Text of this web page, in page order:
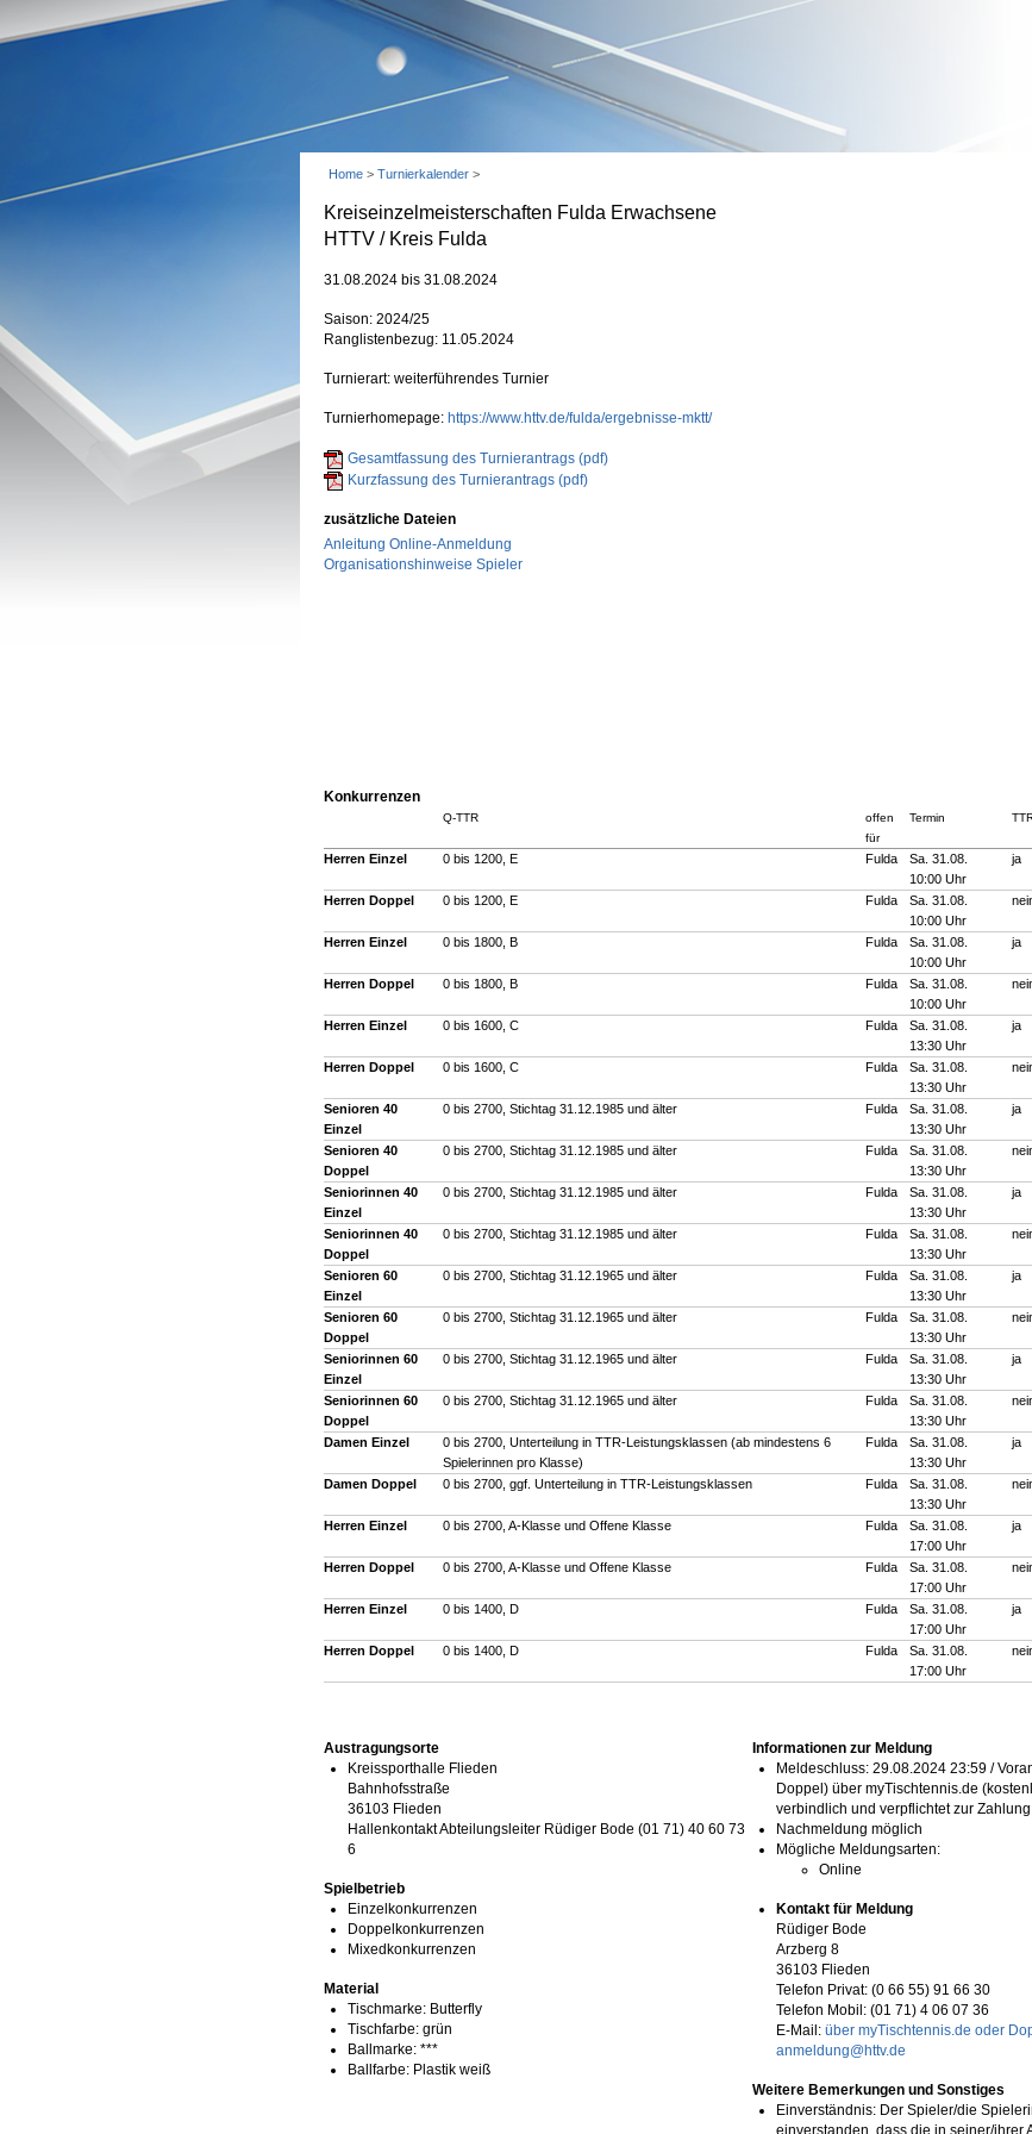
Home > Turnierkalender >
Kreiseinzelmeisterschaften Fulda Erwachsene
HTTV / Kreis Fulda
31.08.2024 bis 31.08.2024
Saison: 2024/25
Ranglistenbezug: 11.05.2024
Turnierart: weiterführendes Turnier
Turnierhomepage: https://www.httv.de/fulda/ergebnisse-mktt/
Gesamtfassung des Turnierantrags (pdf)
Kurzfassung des Turnierantrags (pdf)
zusätzliche Dateien
Anleitung Online-Anmeldung
Organisationshinweise Spieler
Konkurrenzen
Q-TTR
offen
für
Termin
Herren Einzel 0 bis 1200, E Fulda
Sa. 31.08.
10:00 Uhr
ja
Herren Doppel 0 bis 1200, E Fulda
Sa. 31.08.
10:00 Uhr
Herren Einzel 0 bis 1800, B Fulda
Sa. 31.08.
10:00 Uhr
ja
Herren Doppel 0 bis 1800, B Fulda
Sa. 31.08.
10:00 Uhr
Herren Einzel 0 bis 1600, C Fulda
Sa. 31.08.
13:30 Uhr
ja
Herren Doppel 0 bis 1600, C Fulda
Sa. 31.08.
13:30 Uhr
Senioren 40
Einzel
0 bis 2700, Stichtag 31.12.1985 und älter Fulda
Sa. 31.08.
13:30 Uhr
ja
Senioren 40
Doppel
0 bis 2700, Stichtag 31.12.1985 und älter Fulda
Sa. 31.08.
13:30 Uhr
Seniorinnen 40
Einzel
0 bis 2700, Stichtag 31.12.1985 und älter Fulda
Sa. 31.08.
13:30 Uhr
ja
Seniorinnen 40
Doppel
0 bis 2700, Stichtag 31.12.1985 und älter Fulda
Sa. 31.08.
13:30 Uhr
Senioren 60
Einzel
0 bis 2700, Stichtag 31.12.1965 und älter Fulda
Sa. 31.08.
13:30 Uhr
ja
Senioren 60
Doppel
0 bis 2700, Stichtag 31.12.1965 und älter Fulda
Sa. 31.08.
13:30 Uhr
Seniorinnen 60
Einzel
0 bis 2700, Stichtag 31.12.1965 und älter Fulda
Sa. 31.08.
13:30 Uhr
ja
Seniorinnen 60
Doppel
0 bis 2700, Stichtag 31.12.1965 und älter Fulda
Sa. 31.08.
13:30 Uhr
Damen Einzel
0 bis 2700, Unterteilung in TTR-Leistungsklassen (ab mindestens 6
Spielerinnen pro Klasse)
Fulda
Sa. 31.08.
13:30 Uhr
ja
Damen Doppel 0 bis 2700, ggf. Unterteilung in TTR-Leistungsklassen Fulda
Sa. 31.08.
13:30 Uhr
Herren Einzel 0 bis 2700, A-Klasse und Offene Klasse Fulda
Sa. 31.08.
17:00 Uhr
ja
Herren Doppel 0 bis 2700, A-Klasse und Offene Klasse Fulda
Sa. 31.08.
17:00 Uhr
Herren Einzel 0 bis 1400, D Fulda
Sa. 31.08.
17:00 Uhr
ja
Herren Doppel 0 bis 1400, D Fulda
Sa. 31.08.
17:00 Uhr
Austragungsorte
Kreissporthalle Flieden
Bahnhofsstraße
36103 Flieden
Hallenkontakt Abteilungsleiter Rüdiger Bode (01 71) 40 60 73
6
Spielbetrieb
Einzelkonkurrenzen
Doppelkonkurrenzen
Mixedkonkurrenzen
Material
Tischmarke: Butterfly
Tischfarbe: grün
Ballmarke: ***
Ballfarbe: Plastik weiß
Informationen zur Meldung
Meldeschluss: 29.08.2024 23:59 /
Doppel) über myTischtennis.de
verbindlich und verpflichtet zur
Nachmeldung möglich
Mögliche Meldungsarten:
Online
Kontakt für Meldung
Rüdiger Bode
Arzberg 8
36103 Flieden
Telefon Privat: (0 66 55) 91 66 30
Telefon Mobil: (01 71) 4 06 07 36
E-Mail: über myTischtennis.de oder
anmeldung@httv.de
Weitere Bemerkungen und Sonstiges
Einverständnis: Der Spieler/die